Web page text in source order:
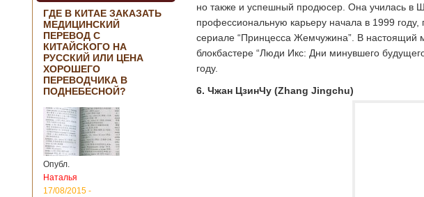
ГДЕ В КИТАЕ ЗАКАЗАТЬ
МЕДИЦИНСКИЙ
ПЕРЕВОД С
КИТАЙСКОГО НА
РУССКИЙ ИЛИ ЦЕНА
ХОРОШЕГО
ПЕРЕВОДЧИКА В
ПОДНЕБЕСНОЙ?
Опубл.
Наталья
17/08/2015 -
но также и успешный продюсер. Она училась в
профессиональную карьеру начала в 1999
сериале “Принцесса Жемчужина”. В настоящий
блокбастере “Люди Икс: Дни минувшего
году.
6. Чжан ЦзинЧу (Zhang Jingchu)